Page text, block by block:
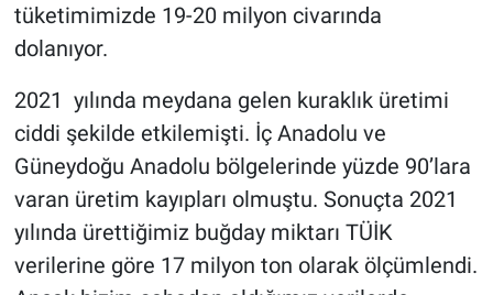
tüketimimizde 19-20 milyon civarında
dolanıyor.
2021 yılında meydana gelen kuraklık üretimi
ciddi şekilde etkilemişti. İç Anadolu ve
Güneydoğu Anadolu bölgelerinde yüzde 90’lara
varan üretim kayıpları olmuştu. Sonuçta 2021
yılında ürettiğimiz buğday miktarı TÜİK
verilerine göre 17 milyon ton olarak ölçümlendi.